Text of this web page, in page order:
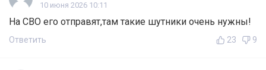
10 июня 2026 10:11
На СВО его отправят,там такие шутники очень нужны!
Ответить 23 9